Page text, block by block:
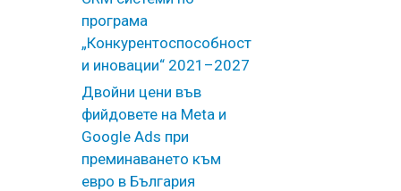
програма
„Конкурентоспособност
и иновации“ 2021–2027
Двойни цени във
фийдовете на Meta и
Google Ads при
преминаването към
евро в България